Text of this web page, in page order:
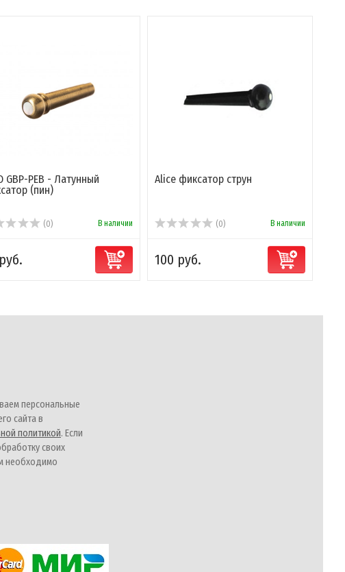
GBP-PEB - Латунный
(пин)
(0) В наличии
Alice фиксатор струн
(0) В наличии
100 руб.
персональные
сайта в
политикой. Если
своих
необходимо